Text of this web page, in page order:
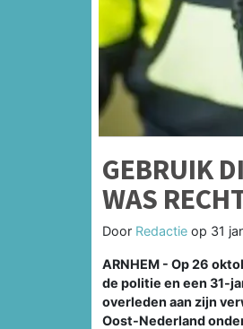
GEBRUIK
WAS
Door Redactie op 31
ARNHEM - Op 26
de politie en een 31-
overleden aan zijn
Oost-Nederland